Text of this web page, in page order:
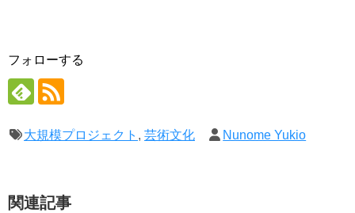
フォローする
大規模プロジェクト , 芸術文化 Nunome Yukio
関連記事